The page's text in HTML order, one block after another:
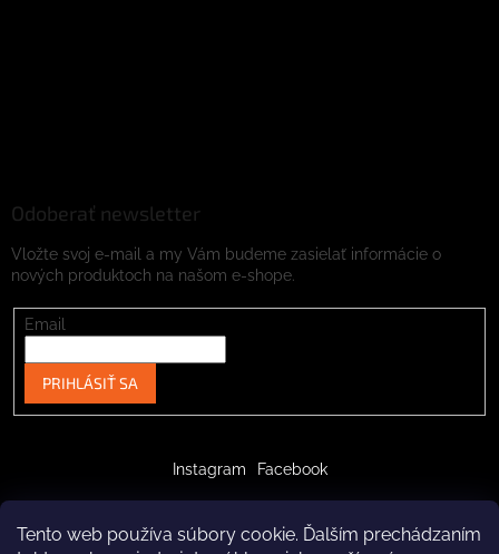
Tento web používa súbory cookie. Ďalším prechádzaním
Odoberať newsletter
Vložte svoj e-mail a my Vám budeme zasielať informácie o
nových produktoch na našom e-shope.
Email
PRIHLÁSIŤ SA
Instagram Facebook